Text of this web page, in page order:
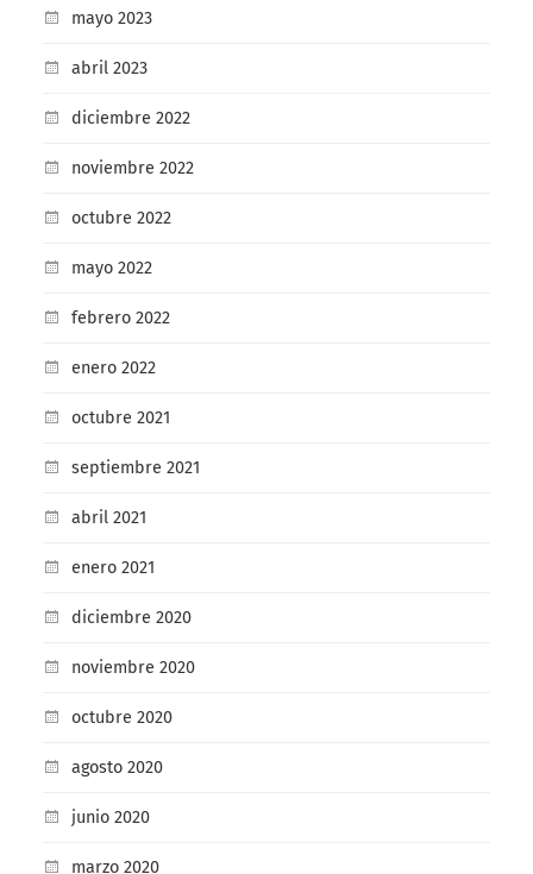
mayo 2023
abril 2023
diciembre 2022
noviembre 2022
octubre 2022
mayo 2022
febrero 2022
enero 2022
octubre 2021
septiembre 2021
abril 2021
enero 2021
diciembre 2020
noviembre 2020
octubre 2020
agosto 2020
junio 2020
marzo 2020